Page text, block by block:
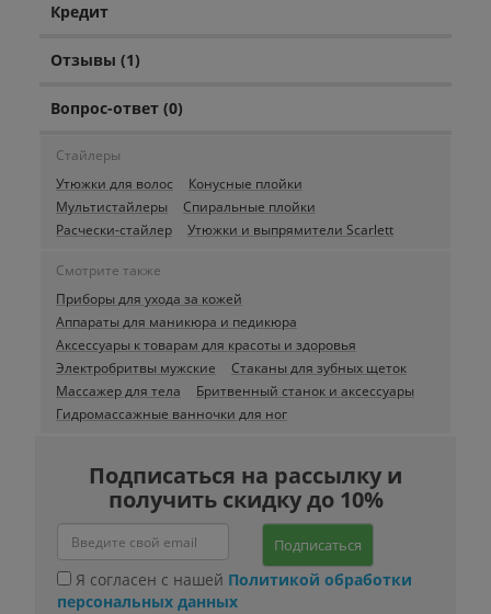
Кредит
Отзывы (1)
Вопрос-ответ (0)
Стайлеры
Утюжки для волос
Конусные плойки
Мультистайлеры
Спиральные плойки
Расчески-стайлер
Утюжки и выпрямители Scarlett
Смотрите также
Приборы для ухода за кожей
Аппараты для маникюра и педикюра
Аксессуары к товарам для красоты и здоровья
Электробритвы мужские
Стаканы для зубных щеток
Массажер для тела
Бритвенный станок и аксессуары
Гидромассажные ванночки для ног
Подписаться на рассылку и
получить скидку до 10%
Подписаться
Я согласен с нашей Политикой обработки
персональных данных